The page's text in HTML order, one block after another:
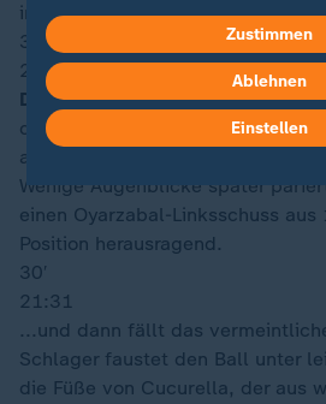
in die Ecke.
33′
21:33
Doppelchance Spanien!Erst tankt
der Grundlinie an seinem
aus maximal spitzem Winkel an
Wenige Augenblicke später
einen Oyarzabal-Linksschuss
Position herausragend.
30′
21:31
...und dann fällt das
Schlager faustet den Ball unter
die Füße von Cucurella, der aus
Zustimmen
Ablehnen
Einstellen